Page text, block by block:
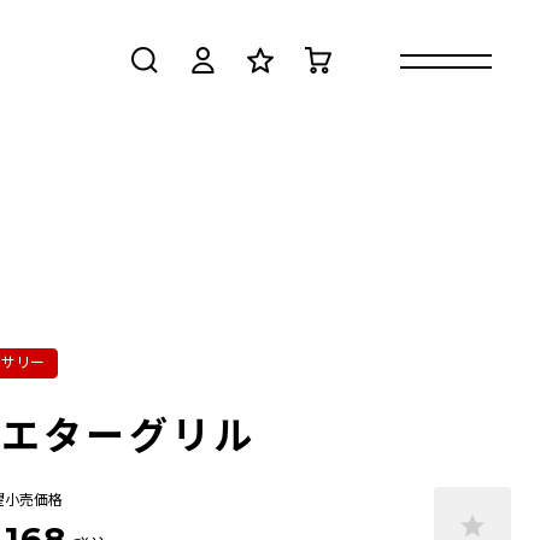
検索 ログイン お気に入り
リー
ターグリル
売価格